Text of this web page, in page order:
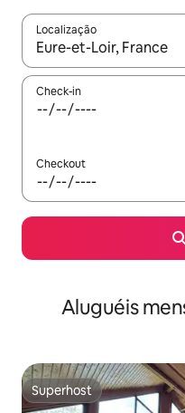
Localização
Quando os resultados
Check-in
Checkout
Aluguéis
Superhost
Superhost